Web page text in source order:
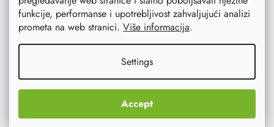
funkcije, performanse i upotrebljivost zahvaljujući analizi
prometa na web stranici. Više informacija.
Settings
Accept
Contact
info@atmowood.hr
+385 23 775 506